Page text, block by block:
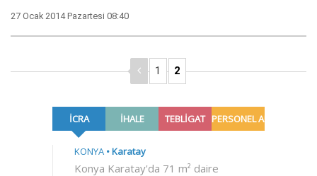
27 Ocak 2014 Pazartesi 08:40
1 2